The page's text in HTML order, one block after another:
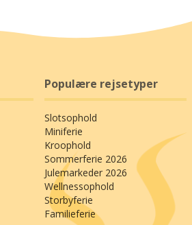
Populære rejsetyper
Slotsophold
Miniferie
Kroophold
Sommerferie 2026
Julemarkeder 2026
Wellnessophold
Storbyferie
Familieferie